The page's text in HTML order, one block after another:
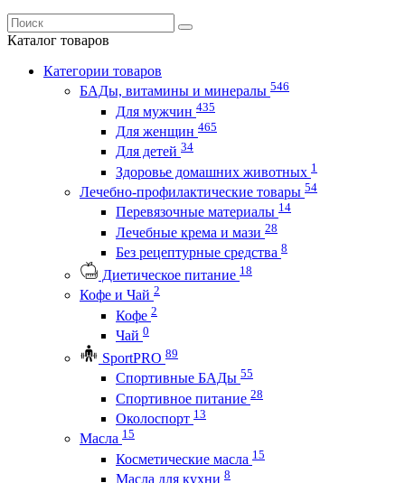
Каталог товаров
Категории товаров
БАДы, витамины и минералы 546
Для мужчин 435
Для женщин 465
Для детей 34
Здоровье домашних животных 1
Лечебно-профилактические товары 54
Перевязочные материалы 14
Лечебные крема и мази 28
Без рецептурные средства 8
Диетическое питание 18
Кофе и Чай 2
Кофе 2
Чай 0
SportPRO 89
Спортивные БАДы 55
Спортивное питание 28
Околоспорт 13
Масла 15
Косметические масла 15
Масла для кухни 8